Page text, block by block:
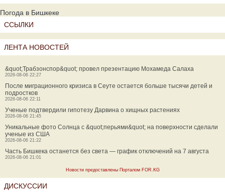
Погода в Бишкеке
ССЫЛКИ
ЛЕНТА НОВОСТЕЙ
&quot;Трабзонспор&quot; провел презентацию Мохамеда Салаха
2026-08-06 22:27
После миграционного кризиса в Сеуте остается больше тысячи детей и
подростков
2026-08-06 22:11
Ученые подтвердили гипотезу Дарвина о хищных растениях
2026-08-06 21:45
Уникальные фото Солнца с &quot;перьями&quot; на поверхности сделали
ученые из США
2026-08-06 21:22
Часть Бишкека останется без света — график отключений на 7 августа
2026-08-06 21:01
Новости предоставлены Порталом FOR.KG
ДИСКУССИИ